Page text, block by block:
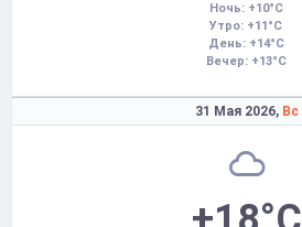
Ночь: +10°C
Утро: +11°C
День: +14°C
Вечер: +13°C
31 Мая 2026, Вс